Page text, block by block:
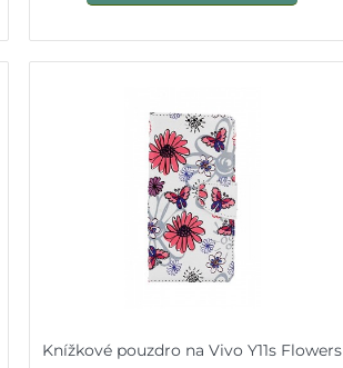
Knížkové pouzdro na Vivo Y11s Flowers